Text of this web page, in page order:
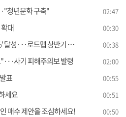
청년문화 구축" 02:47
대 00:30
···로드맵 상반기 발표" 00:38
사기 피해주의보 발령 02:00
표 00:55
세요 00:51
매수 제안을 조심하세요! 00:50